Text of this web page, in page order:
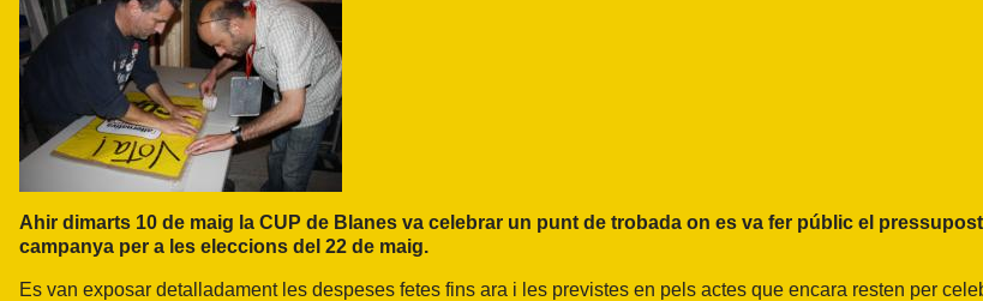
Ahir dimarts 10 de maig la CUP de Blanes va celebrar un punt de trobada on es va fer públic el
campanya per a les eleccions del 22 de maig.
Es van exposar detalladament les despeses fetes fins ara i les previstes en pels actes que encara resten per